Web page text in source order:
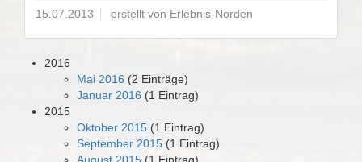
15.07.2013 erstellt von Erlebnis-Norden
2016
Mai 2016 (2 Einträge)
Januar 2016 (1 Eintrag)
2015
Oktober 2015 (1 Eintrag)
September 2015 (1 Eintrag)